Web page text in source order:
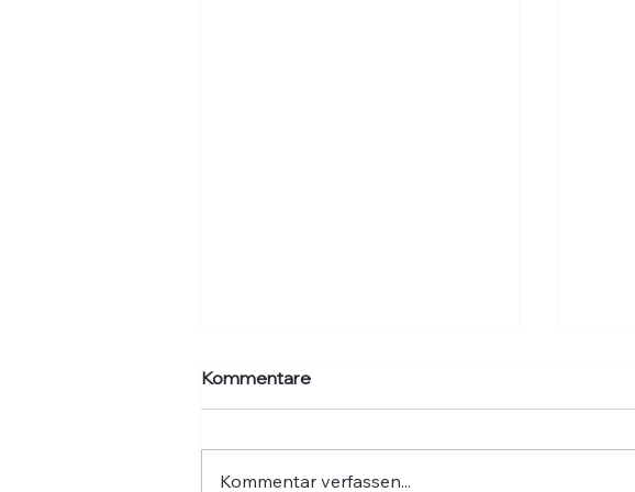
Kommentare
Kommentar verfassen...